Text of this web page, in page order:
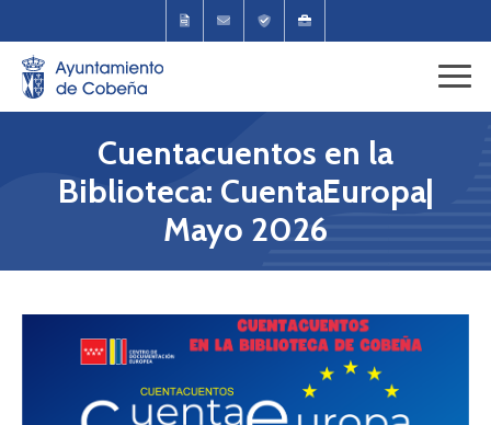
Cuentacuentos en la
Biblioteca: CuentaEuropa|
Mayo 2026